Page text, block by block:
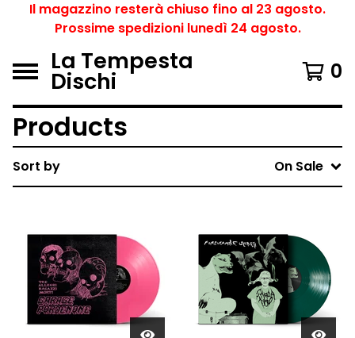
Il magazzino resterà chiuso fino al 23 agosto.
Prossime spedizioni lunedì 24 agosto.
La Tempesta
Dischi 0
Products
Sort by On Sale